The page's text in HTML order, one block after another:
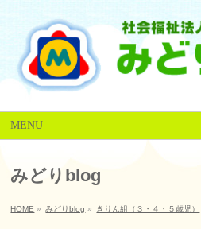
MENU
みどりblog
HOME » みどりblog » きりん組（３・４・５歳児）